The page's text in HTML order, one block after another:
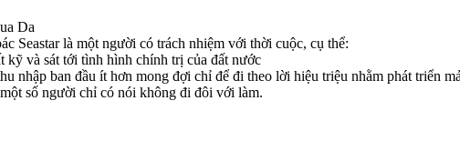
Da
Seastar là một người có trách nhiệm với thời cuộc, cụ thể:
kỹ và sát tới tình hình chính trị của đất nước
nhập ban đầu ít hơn mong đợi chỉ để đi theo lời hiệu triệu nhằm phát triển
số người chỉ có nói không đi đôi với làm.